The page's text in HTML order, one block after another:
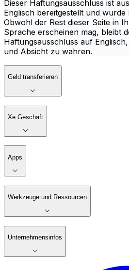
Dieser Haftungsausschluss ist
Englisch bereitgestellt und
Obwohl der Rest dieser Seite in
Sprache erscheinen mag, bleibt
Haftungsausschluss auf
und Absicht zu wahren.
Geld transferieren
Xe Geschäft
Apps
Werkzeuge und Ressourcen
Unternehmensinfos